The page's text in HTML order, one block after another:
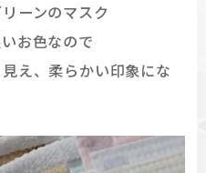
ーンのマスク
お色なので
え、柔らかい印象にな